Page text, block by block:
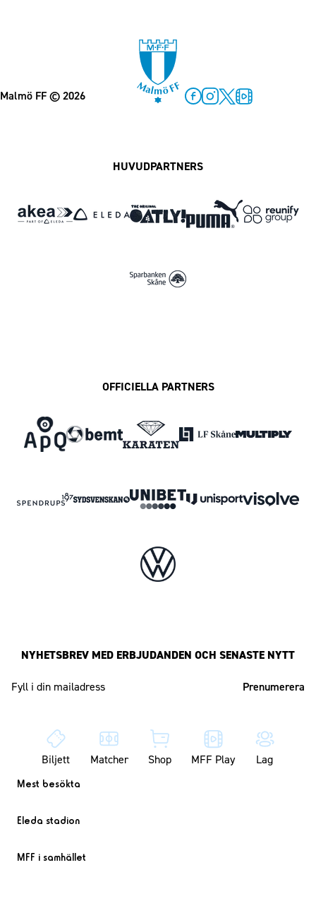
Malmö FF© 2026
HUVUDPARTNERS
OFFICIELLA PARTNERS
NYHETSBREV MED ERBJUDANDEN OCH SENASTE NYTT
Biljett Matcher Shop MFF Play Lag
Mest besökta
Eleda stadion
MFF i samhället